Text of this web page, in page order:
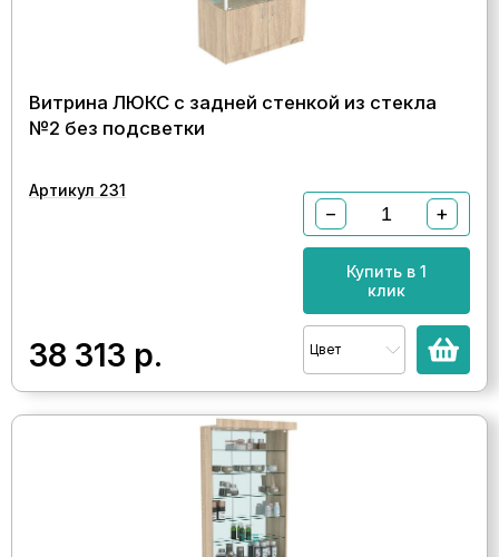
Витрина ЛЮКС с задней стенкой из стекла
№2 без подсветки
Артикул 231
38 313 р.
− +
Купить в 1
клик
Цвет